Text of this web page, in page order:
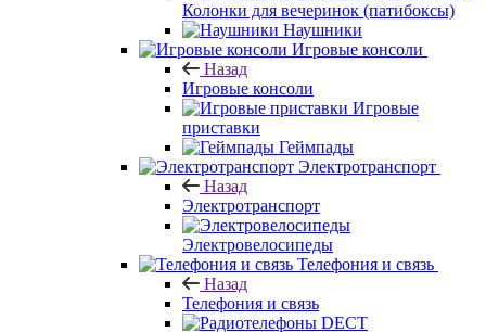
Колонки для вечеринок (патибоксы)
Наушники
Игровые консоли
Назад
Игровые консоли
Игровые
приставки
Геймпады
Электротранспорт
Назад
Электротранспорт
Электровелосипеды
Телефония и связь
Назад
Телефония и связь